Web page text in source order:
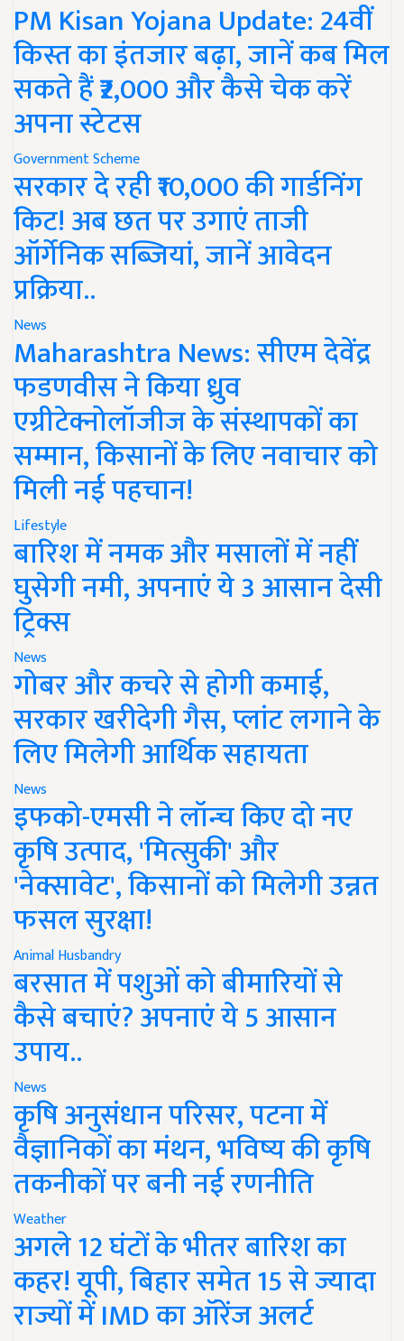
PM Kisan Yojana Update: 24वीं
किस्त का इंतजार बढ़ा, जानें कब मिल
सकते हैं ₹2,000 और कैसे चेक करें
अपना स्टेटस
Government Scheme
सरकार दे रही ₹10,000 की गार्डनिंग
किट! अब छत पर उगाएं ताजी
ऑर्गेनिक सब्जियां, जानें आवेदन
प्रक्रिया..
News
Maharashtra News: सीएम देवेंद्र
फडणवीस ने किया ध्रुव
एग्रीटेक्नोलॉजीज के संस्थापकों का
सम्मान, किसानों के लिए नवाचार को
मिली नई पहचान!
Lifestyle
बारिश में नमक और मसालों में नहीं
घुसेगी नमी, अपनाएं ये 3 आसान देसी
ट्रिक्स
News
गोबर और कचरे से होगी कमाई,
सरकार खरीदेगी गैस, प्लांट लगाने के
लिए मिलेगी आर्थिक सहायता
News
इफको-एमसी ने लॉन्च किए दो नए
कृषि उत्पाद, 'मित्सुकी' और
'नेक्सावेट', किसानों को मिलेगी उन्नत
फसल सुरक्षा!
Animal Husbandry
बरसात में पशुओं को बीमारियों से
कैसे बचाएं? अपनाएं ये 5 आसान
उपाय..
News
कृषि अनुसंधान परिसर, पटना में
वैज्ञानिकों का मंथन, भविष्य की कृषि
तकनीकों पर बनी नई रणनीति
Weather
अगले 12 घंटों के भीतर बारिश का
कहर! यूपी, बिहार समेत 15 से ज्यादा
राज्यों में IMD का ऑरेंज अलर्ट